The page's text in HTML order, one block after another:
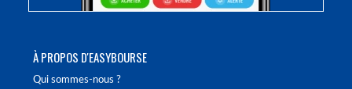
À PROPOS D'EASYBOURSE
Qui sommes-nous ?